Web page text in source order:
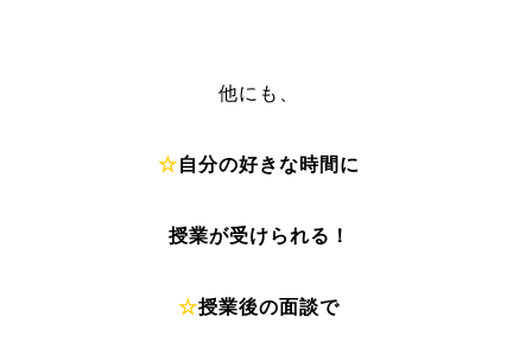
他にも、
☆自分の好きな時間に
授業が受けられる！
☆授業後の面談で